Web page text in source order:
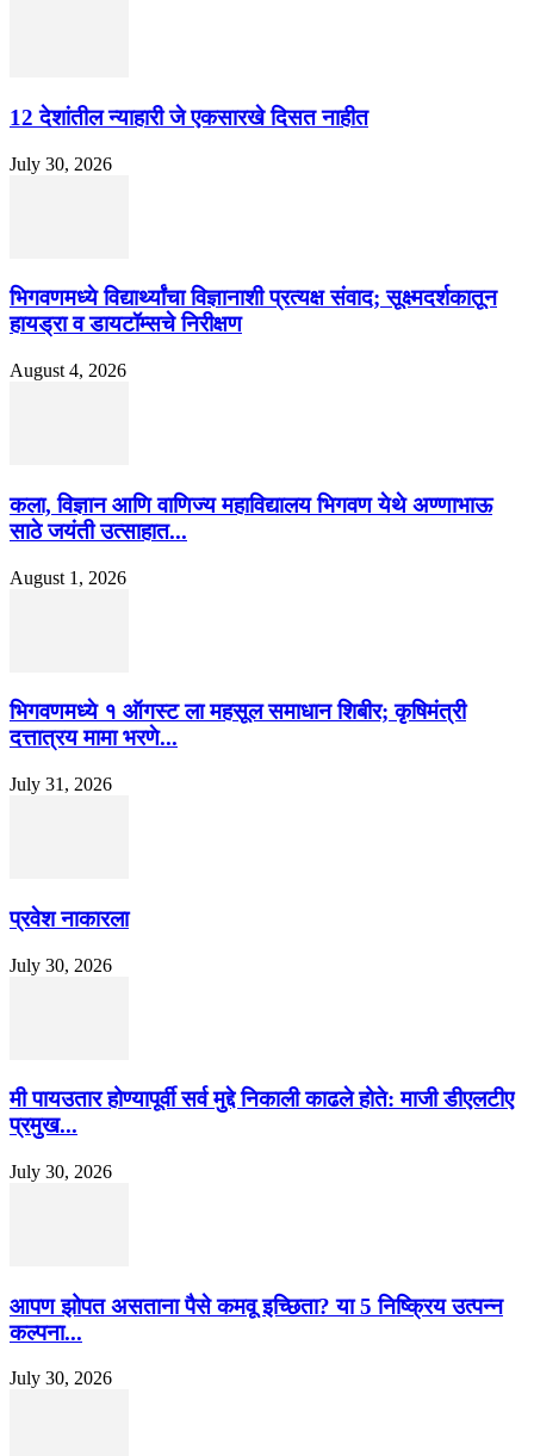
12 देशांतील न्याहारी जे एकसारखे दिसत नाहीत
July 30, 2026
भिगवणमध्ये विद्यार्थ्यांचा विज्ञानाशी प्रत्यक्ष संवाद; सूक्ष्मदर्शकातून
हायड्रा व डायटॉम्सचे निरीक्षण
August 4, 2026
कला, विज्ञान आणि वाणिज्य महाविद्यालय भिगवण येथे अण्णाभाऊ
साठे जयंती उत्साहात...
August 1, 2026
भिगवणमध्ये १ ऑगस्ट ला महसूल समाधान शिबीर; कृषिमंत्री
दत्तात्रय मामा भरणे...
July 31, 2026
प्रवेश नाकारला
July 30, 2026
मी पायउतार होण्यापूर्वी सर्व मुद्दे निकाली काढले होते: माजी डीएलटीए
प्रमुख...
July 30, 2026
आपण झोपत असताना पैसे कमवू इच्छिता? या 5 निष्क्रिय उत्पन्न
कल्पना...
July 30, 2026